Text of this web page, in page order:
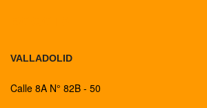
VALLADOLID
Calle 8A N° 82B - 50